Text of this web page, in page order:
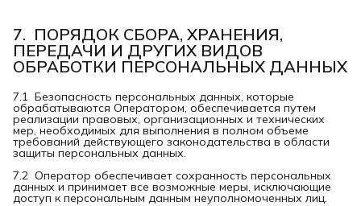
7.  ПОРЯДОК СБОРА, ХРАНЕНИЯ,
ПЕРЕДАЧИ И ДРУГИХ ВИДОВ
ОБРАБОТКИ ПЕРСОНАЛЬНЫХ ДАННЫХ
7.1 Безопасность персональных данных, которые
обрабатываются Оператором, обеспечивается путем
реализации правовых, организационных и технических
мер, необходимых для выполнения в полном объеме
требований действующего законодательства в области
защиты персональных данных.
7.2 Оператор обеспечивает сохранность персональных
данных и принимает все возможные меры, исключающие
доступ к персональным данным неуполномоченных лиц.